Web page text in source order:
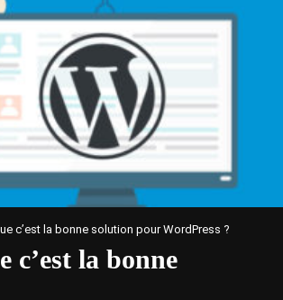
c’est la bonne solution pour WordPress ?
c’est la bonne